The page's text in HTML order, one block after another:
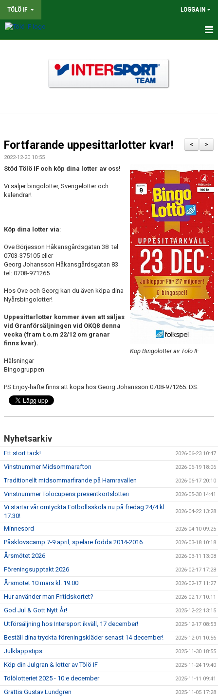
TÖLÖ IF LOGGA IN
MATCHER
LEDARE
KIOSKEN
FOTBOLLSSKOLAN P/F 2020 & 2021
SPONSORER / SAMARBETSPARTNER
ÖVRIGT
DOKUMENT
TÖLÖ IF MERCHANDISE SHOP
>
<
Fortfarande uppesittarlotter kvar!
2022-12-20 10:55
Köp Bingolotter av Tölö IF
Stöd Tölö IF och köp dina lotter av oss!
Vi säljer bingolotter, Sverigelotter och
kalendrar!
Köp dina lotter via:
Ove Börjesson Håkansgårdsgatan 38 tel
0703-375105 eller
Georg Johansson Håkansgårdsgatan 83
tel: 0708-971265
Hos Ove och Georg kan du även köpa dina
Nyårsbingolotter!
Uppesittarlotter kommer även att säljas
vid Granförsäljningen vid OKQ8 denna
vecka (fram t.o.m 22/12 om granar
finns kvar).
Hälsningar
Bingogruppen
PS Enjoy-häfte finns att köpa hos Georg Johansson 0708-971265. DS.
Nyhetsarkiv
Ett stort tack! 2026-06-23 10:47
Vinstnummer Midsommarafton 2026-06-19 18:06
Traditionellt midsommarfirande på Hamravallen 2026-06-17 20:10
Vinstnummer Tölöcupens presentkortslotteri 2026-05-30 14:41
Vi startar vår omtyckta Fotbollsskola nu på fredag 24/4 kl
17.30!
2026-04-22 13:28
Minnesord 2026-04-10 09:25
Påsklovscamp 7-9 april, spelare födda 2014-2016 2026-03-18 10:18
Årsmötet 2026 2026-03-11 13:08
Föreningsupptakt 2026 2026-02-17 17:28
Årsmötet 10 mars kl. 19.00 2026-02-17 11:27
Hur använder man Fritidskortet? 2026-02-17 10:11
God Jul & Gott Nytt År! 2025-12-22 13:15
Utförsäljning hos Intersport ikväll, 17 december! 2025-12-17 08:53
Beställ dina tryckta föreningskläder senast 14 december! 2025-12-01 10:56
Julklappstips 2025-11-30 18:55
Köp din Julgran & lotter av Tölö IF 2025-11-24 19:40
Tölölotteriet 2025 - 10:e december 2025-11-11 09:41
Grattis Gustav Lundgren 2025-11-05 17:28